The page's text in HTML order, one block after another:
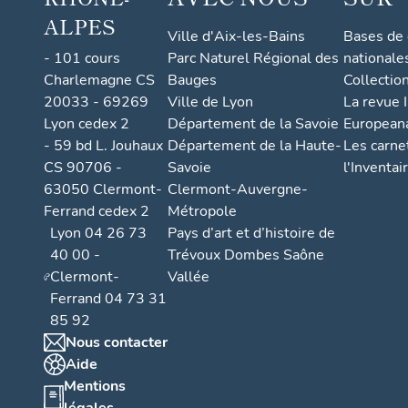
ALPES
- 101 cours
Charlemagne CS
20033 - 69269
Lyon cedex 2
- 59 bd L. Jouhaux
CS 90706 -
63050 Clermont-
Ferrand cedex 2
Lyon 04 26 73
40 00 -
Clermont-
Ferrand 04 73 31
85 92
Nous contacter
Aide
Mentions
Ville d'Aix-les-Bains
Parc Naturel Régional des
Bauges
Ville de Lyon
Département de la Savoie
Département de la Haute-
Savoie
Clermont-Auvergne-
Métropole
Pays d’art et d’histoire de
Trévoux Dombes Saône
Vallée
Bases
La revue
Les